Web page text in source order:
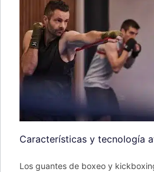
Características y tecnología
Los guantes de boxeo y